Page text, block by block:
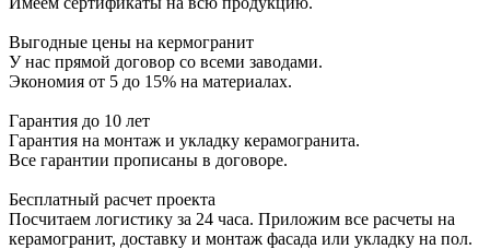
Выгодные цены на кермогранит
У нас прямой договор со всеми заводами.
Экономия от 5 до 15% на материалах.
Гарантия до 10 лет
Гарантия на монтаж и укладку керамогранита.
Все гарантии прописаны в договоре.
Бесплатный расчет проекта
Посчитаем логистику за 24 часа. Приложим все расчеты на
керамогранит, доставку и монтаж фасада или укладку на пол.